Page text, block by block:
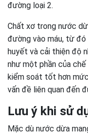
đường loại 2.
Chất xơ trong nước
đường vào máu, từ
huyết và cải thiện độ
như một phần của
kiểm soát tốt hơn
vấn đề liên quan đến
Lưu ý khi sử
Mặc dù nước dừa